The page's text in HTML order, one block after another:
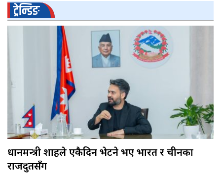
ट्रेन्डिङ
प्रधानमन्त्री शाहले एकैदिन भेटने भए भारत र चीनका
राजदुतसँग